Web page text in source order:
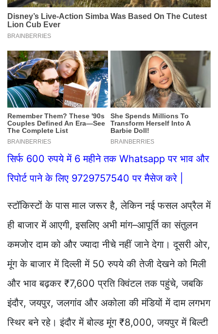
सिर्फ 600 रुपये में 6 महीने तक Whatsapp पर भाव और
रिपोर्ट पाने के लिए 9729757540 पर मैसेज करे |
स्टॉकिस्टों के पास माल जरूर है, लेकिन नई फसल अप्रैल में
ही बाजार में आएगी, इसलिए अभी मांग–आपूर्ति का संतुलन
कमजोर दाम को और ज्यादा नीचे नहीं जाने देगा। दूसरी ओर,
मूंग के बाजार में दिल्ली में 50 रुपये की तेजी देखने को मिली
और भाव बढ़कर ₹7,600 प्रति क्विंटल तक पहुंचे, जबकि
इंदौर, जयपुर, जलगांव और अकोला की मंडियों में दाम लगभग
स्थिर बने रहे। इंदौर में बोल्ड मूंग ₹8,000, जयपुर में बिल्टी